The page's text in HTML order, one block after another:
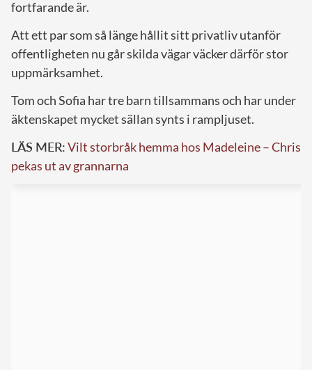
fortfarande är.
Att ett par som så länge hållit sitt privatliv utanför
offentligheten nu går skilda vägar väcker därför stor
uppmärksamhet.
Tom och Sofia har tre barn tillsammans och har under
äktenskapet mycket sällan synts i rampljuset.
LÄS MER:Vilt storbråk hemma hos Madeleine – Chris
pekas ut av grannarna